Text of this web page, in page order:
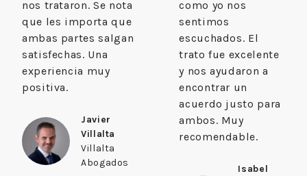
nos trataron. Se nota
que les importa que
ambas partes salgan
satisfechas. Una
experiencia muy
positiva.
Javier
Villalta
Villalta
Abogados
como yo nos
sentimos
escuchados. El
trato fue excelente
y nos ayudaron a
encontrar un
acuerdo justo para
ambos. Muy
recomendable.
Isabel